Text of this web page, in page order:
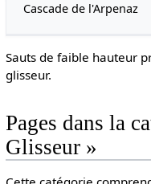
Cascade de l'Arpenaz
Sauts de faible hauteur
glisseur.
Pages dans la
Glisseur »